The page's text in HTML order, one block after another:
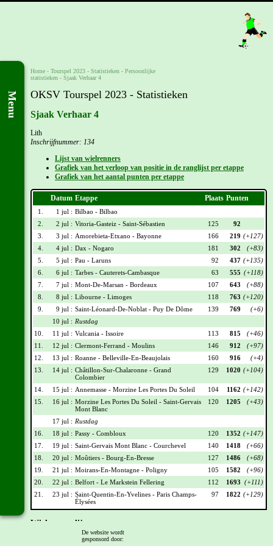
Menu
Home - Tourspel 2023 - Statistieken - Persoonlijke
statistieken - Sjaak Verhaar 4
OKSV Tourspel 2023 - Statistieken
Sjaak Verhaar 4
Lith
Inschrijfnummer: 134
Lijst van wielrenners
Grafiek van het verloop van positie in de ranglijst per etappe
Grafiek van het aantal punten per etappe
Datum Etappe Plaats Punten
1. 1 jul : Bilbao - Bilbao
2.
2 jul : Vitoria-Gasteiz - Saint-Sébastien 125
92
3.
3 jul : Amorebieta-Etxano - Bayonne 166 219 (+127)
4.
4 jul : Dax - Nogaro 181 302
(+83)
5.
5 jul : Pau - Laruns 92 437 (+135)
6.
6 jul : Tarbes - Cauterets-Cambasque 63 555 (+118)
7.
7 jul : Mont-De-Marsan - Bordeaux 107 643
(+88)
8.
8 jul : Libourne - Limoges 118 763 (+120)
9.
9 jul : Saint-Léonard-De-Noblat - Puy De Dôme 139 769
(+6)
10 jul : Rustdag
10.
11 jul : Vulcania - Issoire 113 815
(+46)
11.
12 jul : Clermont-Ferrand - Moulins 146 912
(+97)
12.
13 jul : Roanne - Belleville-En-Beaujolais 160 916
(+4)
13.
14 jul : Châtillon-Sur-Chalaronne - Grand
Colombier
129 1020 (+104)
14. 15 jul : Annemasse - Morzine Les Portes Du Soleil 104 1162 (+142)
15.
16 jul : Morzine Les Portes Du Soleil - Saint-Gervais
Mont Blanc
120 1205 (+43)
17 jul : Rustdag
16.
18 jul : Passy - Combloux 120 1352 (+147)
17.
19 jul : Saint-Gervais Mont Blanc - Courchevel 140 1418
(+66)
18.
20 jul : Moûtiers - Bourg-En-Bresse 127 1486
(+68)
19.
21 jul : Moirans-En-Montagne - Poligny 105 1582
(+96)
20.
22 jul : Belfort - Le Markstein Fellering 112 1693 (+111)
21.
23 jul : Saint-Quentin-En-Yvelines - Paris Champs-
Élysées
97 1822 (+129)
Wielrennerslijst
De website wordt
gesponsord door: